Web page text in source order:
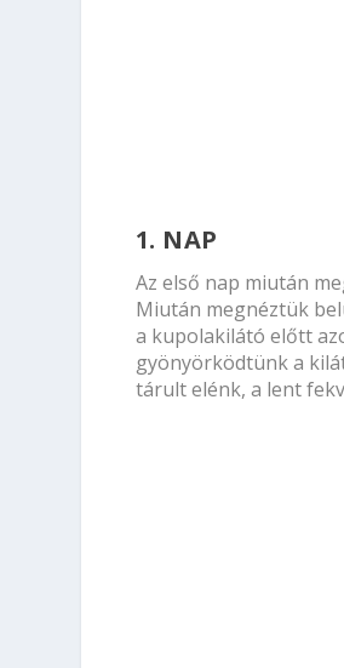
1. NAP
Az első nap miután
Miután megnéztük
a kupolakilátó előtt
gyönyörködtünk a
tárult elénk, a lent